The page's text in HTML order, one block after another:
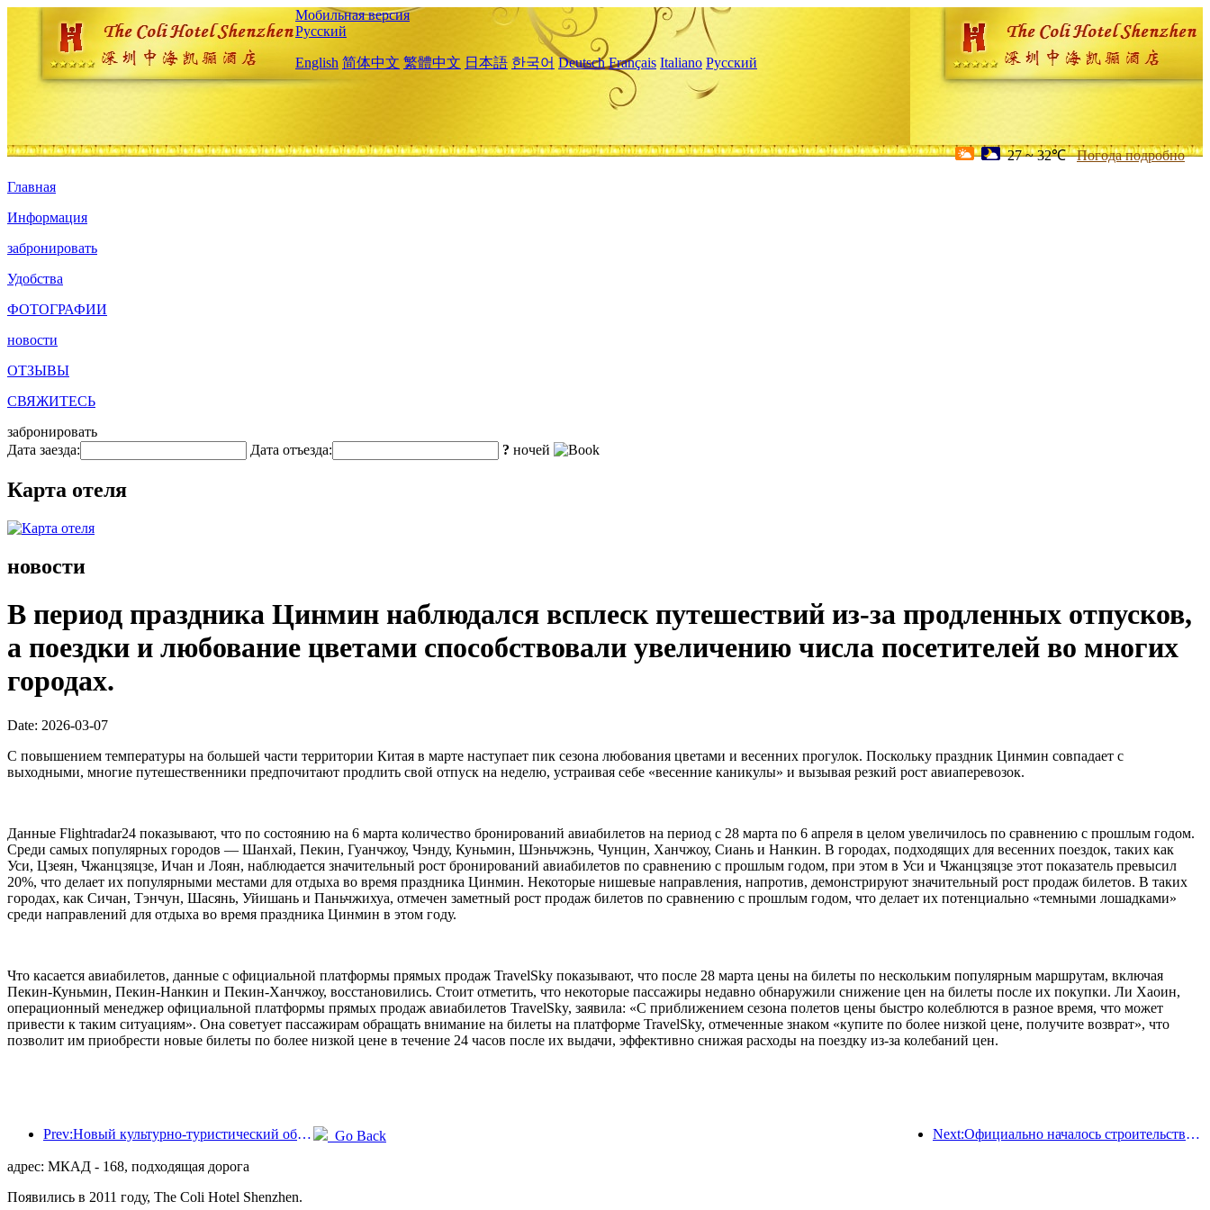
Мобильная версия
Русский
English 简体中文 繁體中文 日本語 한국어 Deutsch Français Italiano Русский
27 ~ 32℃ Погода подробно
Главная
Информация
забронировать
Удобства
ФОТОГРАФИИ
новости
ОТЗЫВЫ
СВЯЖИТЕСЬ
забронировать
Дата заезда:
Дата отъезда: ? ночей
Карта отеля
новости
В период праздника Цинмин наблюдался всплеск путешествий из-за продленных отпусков,
а поездки и любование цветами способствовали увеличению числа посетителей во многих
городах.
Date: 2026-03-07
С повышением температуры на большей части территории Китая в марте наступает пик сезона любования цветами и весенних прогулок. Поскольку праздник Цинмин совпадает с
выходными, многие путешественники предпочитают продлить свой отпуск на неделю, устраивая себе «весенние каникулы» и вызывая резкий рост авиаперевозок.
Данные Flightradar24 показывают, что по состоянию на 6 марта количество бронирований авиабилетов на период с 28 марта по 6 апреля в целом увеличилось по сравнению с прошлым годом.
Среди самых популярных городов — Шанхай, Пекин, Гуанчжоу, Чэнду, Куньмин, Шэньчжэнь, Чунцин, Ханчжоу, Сиань и Нанкин. В городах, подходящих для весенних поездок, таких как
Уси, Цзеян, Чжанцзяцзе, Ичан и Лоян, наблюдается значительный рост бронирований авиабилетов по сравнению с прошлым годом, при этом в Уси и Чжанцзяцзе этот показатель превысил
20%, что делает их популярными местами для отдыха во время праздника Цинмин. Некоторые нишевые направления, напротив, демонстрируют значительный рост продаж билетов. В таких
городах, как Сичан, Тэнчун, Шасянь, Уйишань и Паньчжихуа, отмечен заметный рост продаж билетов по сравнению с прошлым годом, что делает их потенциально «темными лошадками»
среди направлений для отдыха во время праздника Цинмин в этом году.
Что касается авиабилетов, данные с официальной платформы прямых продаж TravelSky показывают, что после 28 марта цены на билеты по нескольким популярным маршрутам, включая
Пекин-Куньмин, Пекин-Нанкин и Пекин-Ханчжоу, восстановились. Стоит отметить, что некоторые пассажиры недавно обнаружили снижение цен на билеты после их покупки. Ли Хаоин,
операционный менеджер официальной платформы прямых продаж авиабилетов TravelSky, заявила: «С приближением сезона полетов цены быстро колеблются в разное время, что может
привести к таким ситуациям». Она советует пассажирам обращать внимание на билеты на платформе TravelSky, отмеченные знаком «купите по более низкой цене, получите возврат», что
позволит им приобрести новые билеты по более низкой цене в течение 24 часов после их выдачи, эффективно снижая расходы на поездку из-за колебаний цен.
Prev:Новый культурно-туристический объект в центре Пекина, парк «Пиннакл», официально откроется в этом году. Next:Официально началось строительство жилого комплекса 'Сиань Цюйцзян Тайпинфан', общая площадь застройки которого составляет 137 000 квадратных метров.
Go Back
адрес: МКАД - 168, подходящая дорога
Появились в 2011 году, The Coli Hotel Shenzhen.